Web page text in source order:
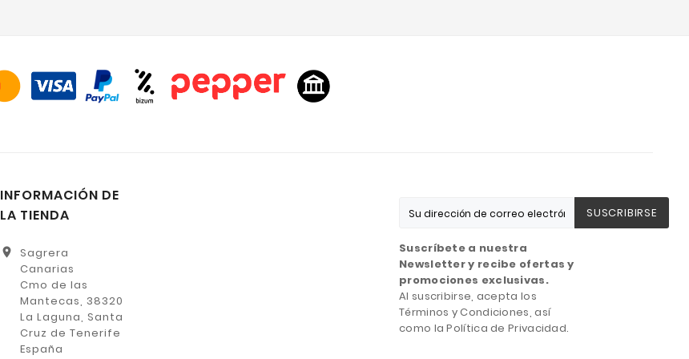
INFORMACIÓN DE
LA TIENDA
location_on
Sagrera
Canarias
Cmo de las
Mantecas, 38320
La Laguna, Santa
Cruz de Tenerife
España
SUSCRIBIRSE
Suscríbete a nuestra
Newsletter y recibe ofertas y
promociones exclusivas.
Al suscribirse, acepta los
Términos y Condiciones, así
como la Política de Privacidad.